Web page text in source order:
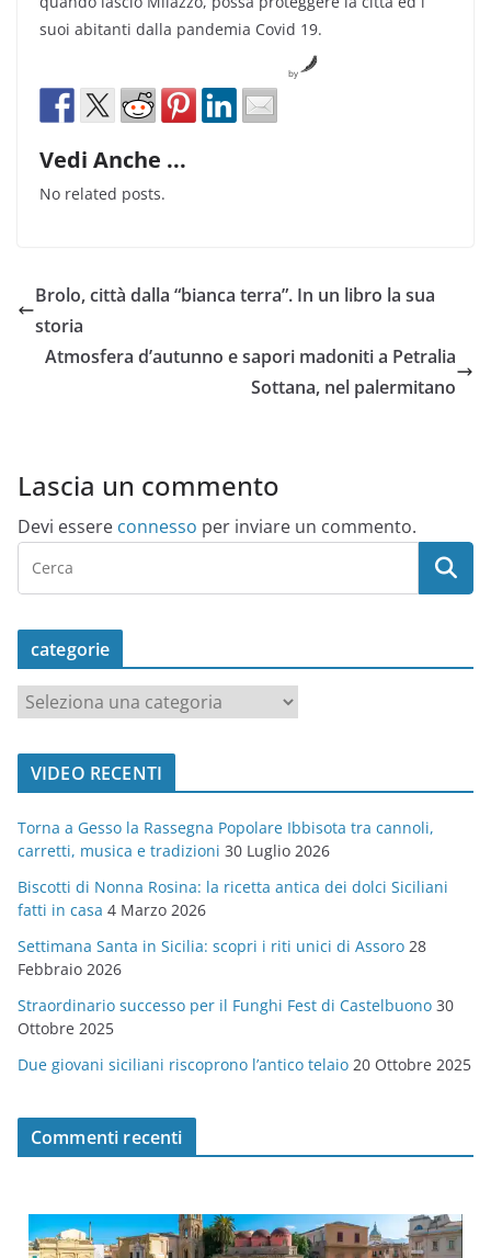
suoi abitanti dalla pandemia Covid 19.
by
Vedi Anche ...
No related posts.
Brolo, città dalla “bianca terra”. In un libro la sua
storia
Atmosfera d’autunno e sapori madoniti a Petralia
Sottana, nel palermitano
Lascia un commento
Devi essere connesso per inviare un commento.
categorie
a
t
o
r
i
e
VIDEO RECENTI
Torna a Gesso la Rassegna Popolare Ibbisota tra cannoli,
carretti, musica e tradizioni 30 Luglio 2026
Biscotti di Nonna Rosina: la ricetta antica dei dolci Siciliani
fatti in casa 4 Marzo 2026
Settimana Santa in Sicilia: scopri i riti unici di Assoro 28
Febbraio 2026
Straordinario successo per il Funghi Fest di Castelbuono 30
Ottobre 2025
Due giovani siciliani riscoprono l’antico telaio 20 Ottobre 2025
Commenti recenti